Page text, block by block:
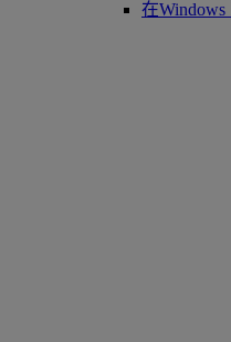
在Windows